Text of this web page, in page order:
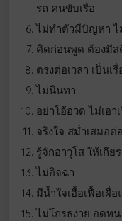
รถ คนขับเรือ
ไม่ทำตัวมีปัญหา
คิดก่อนพูด ต้องมีส
ตรงต่อเวลา เป็นเ
ไม่นินทา
อย่าโอ้อวด ไม่เอา
จริงใจ สม่ำเสมอต่
รู้จักอาวุโส ให้เกี
ไม่อิจฉา
มีน้ำใจเอื้อเฟื้อเผื่อ
ไม่โกรธง่าย อดท